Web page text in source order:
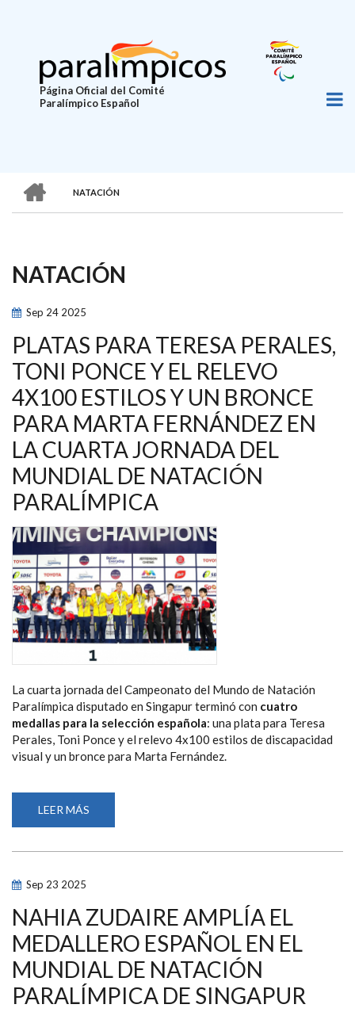
principal
Página Oficial del Comité
Paralímpico Español
SOBRESCRIBIR
DE
AYUDA
A
LA
NAVEGACIÓN
NATACIÓN
NATACIÓN
Sep 24 2025
PLATAS PARA TERESA PERALES,
TONI PONCE Y EL RELEVO
4X100 ESTILOS Y UN BRONCE
PARA MARTA FERNÁNDEZ EN
LA CUARTA JORNADA DEL
MUNDIAL DE NATACIÓN
PARALÍMPICA
La cuarta jornada del Campeonato del Mundo de Natación
Paralímpica disputado en Singapur terminó con cuatro
medallas para la selección española: una plata para Teresa
Perales, Toni Ponce y el relevo 4x100 estilos de discapacidad
visual y un bronce para Marta Fernández.
LEER MÁS
PARA
PERALES,
RELEVO
4X100
UN
BRONCE
PARA
MARTA
FERNÁNDEZ
Sep 23 2025
NAHIA ZUDAIRE AMPLÍA EL
MEDALLERO ESPAÑOL EN EL
MUNDIAL DE NATACIÓN
PARALÍMPICA DE SINGAPUR